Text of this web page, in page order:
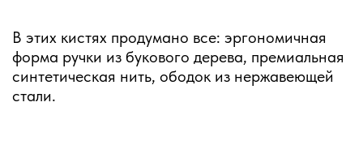
В этих кистях продумано все: эргономичная
форма ручки из букового дерева, премиальная
синтетическая нить, ободок из нержавеющей
стали.